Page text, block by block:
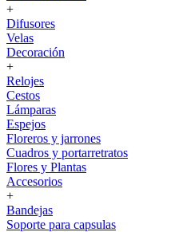
+
Difusores
Velas
Decoración
+
Relojes
Cestos
Lámparas
Espejos
Floreros y jarrones
Cuadros y portarretratos
Flores y Plantas
Accesorios
+
Bandejas
Soporte para capsulas